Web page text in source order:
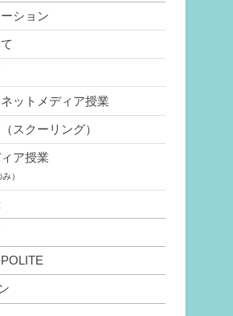
ション
ットメディア授業
スクーリング）
ア授業
）